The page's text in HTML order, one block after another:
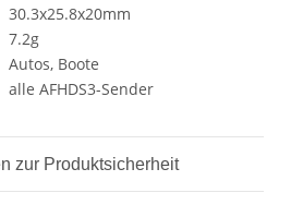
30.3x25.8x20mm
7.2g
Autos, Boote
alle AFHDS3-Sender
zur Produktsicherheit